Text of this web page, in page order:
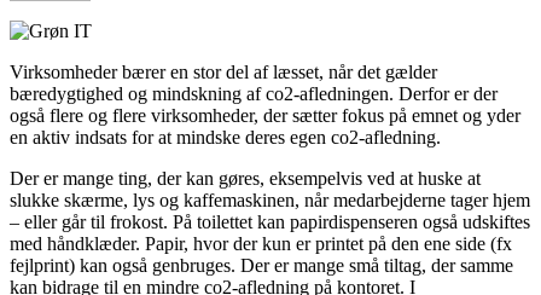
Virksomheder bærer en stor del af læsset, når det gælder
bæredygtighed og mindskning af co2-afledningen. Derfor er der
også flere og flere virksomheder, der sætter fokus på emnet og yder
en aktiv indsats for at mindske deres egen co2-afledning.
Der er mange ting, der kan gøres, eksempelvis ved at huske at
slukke skærme, lys og kaffemaskinen, når medarbejderne tager hjem
– eller går til frokost. På toilettet kan papirdispenseren også udskiftes
med håndklæder. Papir, hvor der kun er printet på den ene side (fx
fejlprint) kan også genbruges. Der er mange små tiltag, der samme
kan bidrage til en mindre co2-afledning på kontoret. I